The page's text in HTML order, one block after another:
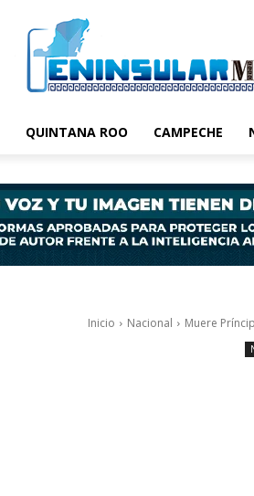
QUINTANA ROO CAMPECHE
Inicio Nacional Muere